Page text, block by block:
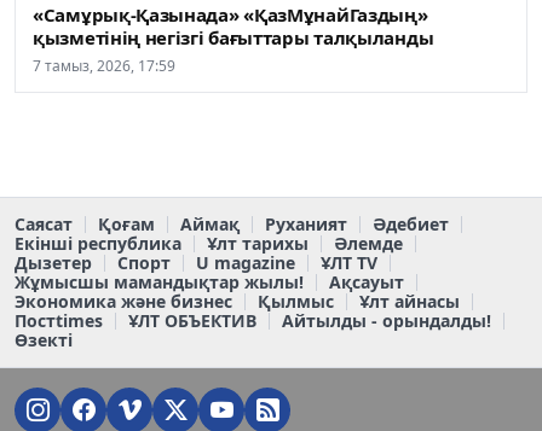
«Самұрық-Қазынада» «ҚазМұнайГаздың»
қызметінің негізгі бағыттары талқыланды
7 тамыз, 2026, 17:59
Саясат Қоғам Аймақ Руханият
Әдебиет
Екінші республика
Ұлт тарихы
Әлемде
Дызетер
Спорт U magazine
ҰЛТ TV
Жұмысшы мамандықтар жылы!
Ақсауыт
Экономика және бизнес
Қылмыс
Ұлт айнасы
Постtimes
ҰЛТ ОБЪЕКТИВ
Айтылды - орындалды!
Өзекті